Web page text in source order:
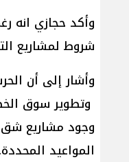
شروط لمشاريع
وأشار إلى أن
وتطوير سوق
وجود مشاريع شق
المواعيد المحددة.